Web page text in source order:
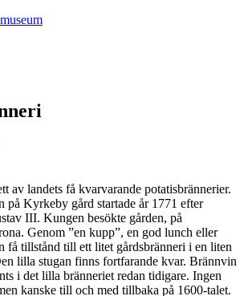
av landets få kvarvarande potatisbrännerier.
på Kyrkeby gård startade år 1771 efter
III. Kungen besökte gården, på
Genom ”en kupp”, en god lunch eller
få tillstånd till ett litet gårdsbränneri i en liten
lilla stugan finns fortfarande kvar. Brännvin
i det lilla bränneriet redan tidigare. Ingen
kanske till och med tillbaka på 1600-talet.